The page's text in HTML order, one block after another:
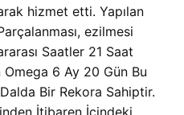
hizmet etti. Yapılan
ezilmesi
Saatler 21 Saat
Omega 6 Ay 20 Gün Bu
Bir Rekora Sahiptir.
İtibaren İçindeki